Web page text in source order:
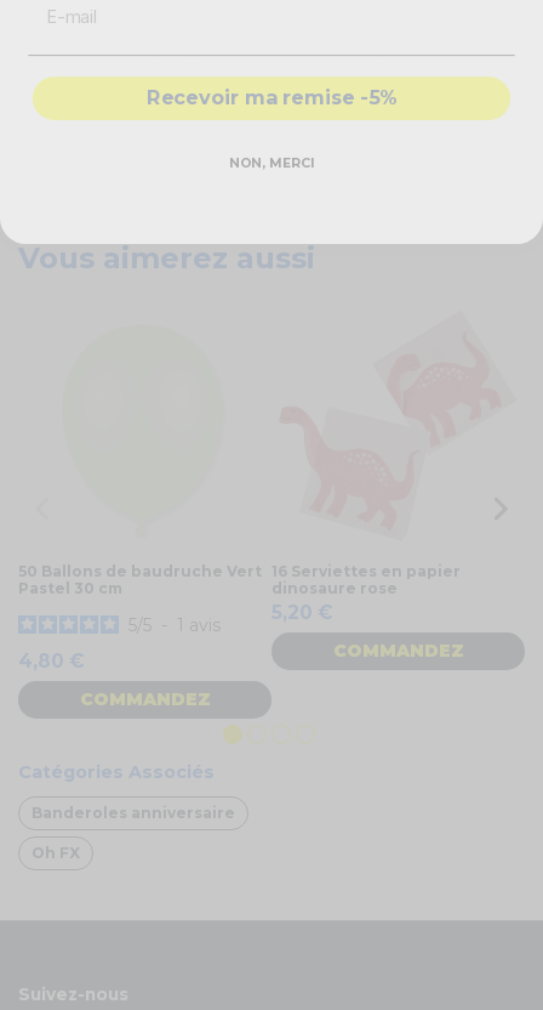
merveilleux anniversaires !
Caractéristiques techniques
Lettres Joyeux anniversaire
Vous aimerez aussi
50 Ballons de baudruche Vert
Pastel 30 cm
5 5 - 1 avis
4,80 €
COMMANDEZ
16 Serviettes en papier
dinosaure rose
5,20 €
COMMANDEZ
Catégories Associés
Banderoles anniversaire
Oh FX
Suivez-nous
Recevoir ma remise -5%
NON, MERCI